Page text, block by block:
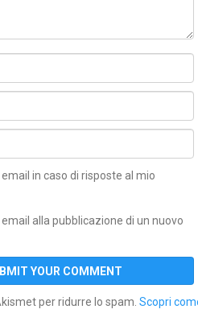
in caso di risposte al mio
alla pubblicazione di un nuovo
per ridurre lo spam. Scopri